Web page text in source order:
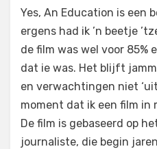
door Filmofiel.nl
Laat een reactie achter
op
Yes, An Education is een
ergens had ik ’n beetje
de film was wel voor
dat ie was. Het blijft
en verwachtingen niet
moment dat ik een film in
De film is gebaseerd op
journaliste, die begin